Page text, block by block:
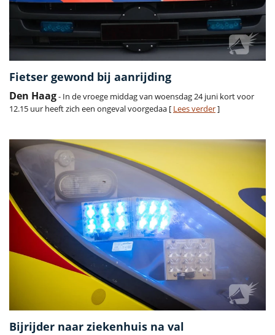
Fietser gewond bij aanrijding
Den Haag- In de vroege middag van woensdag 24 juni kort voor
12.15 uur heeft zich een ongeval voorgedaa [ Lees verder]
Bijrijder naar ziekenhuis na val